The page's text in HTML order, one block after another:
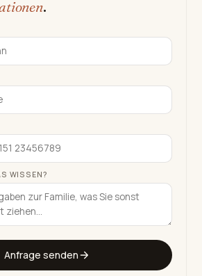
.
WISSEN?
Anfrage senden